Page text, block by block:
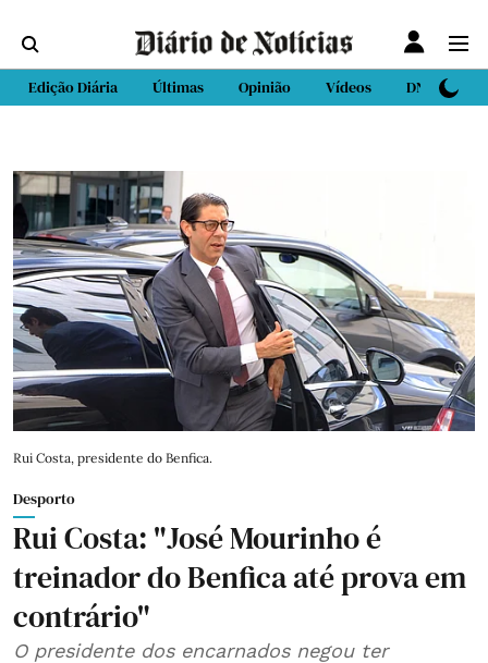
Edição Diária Últimas Opinião Vídeos DN Sport
Rui Costa, presidente do Benfica.
Desporto
Rui Costa: "José Mourinho é
treinador do Benfica até prova em
contrário"
O presidente dos encarnados negou ter